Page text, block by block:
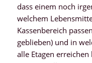
dass einem noch
welchem
Kassenbereich
geblieben) und in
alle Etagen